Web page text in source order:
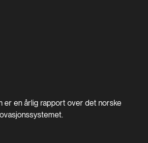
er en årlig rapport over det norske